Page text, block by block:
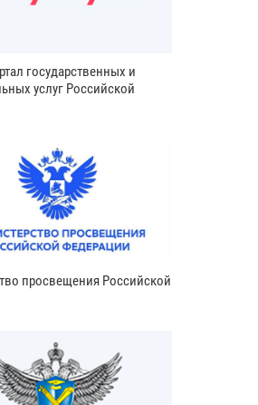
государственных и
услуг Российской
просвещения Российской